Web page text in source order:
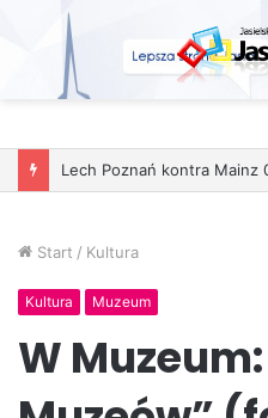
Start / Kultura
Kultura Muzeum
W